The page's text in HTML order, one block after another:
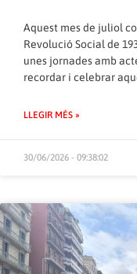
Aquest mes de juliol
Revolució Social de
unes jornades amb
recordar i celebrar
LLEGIR MÉS »
30/06/2026 - 09:38:02